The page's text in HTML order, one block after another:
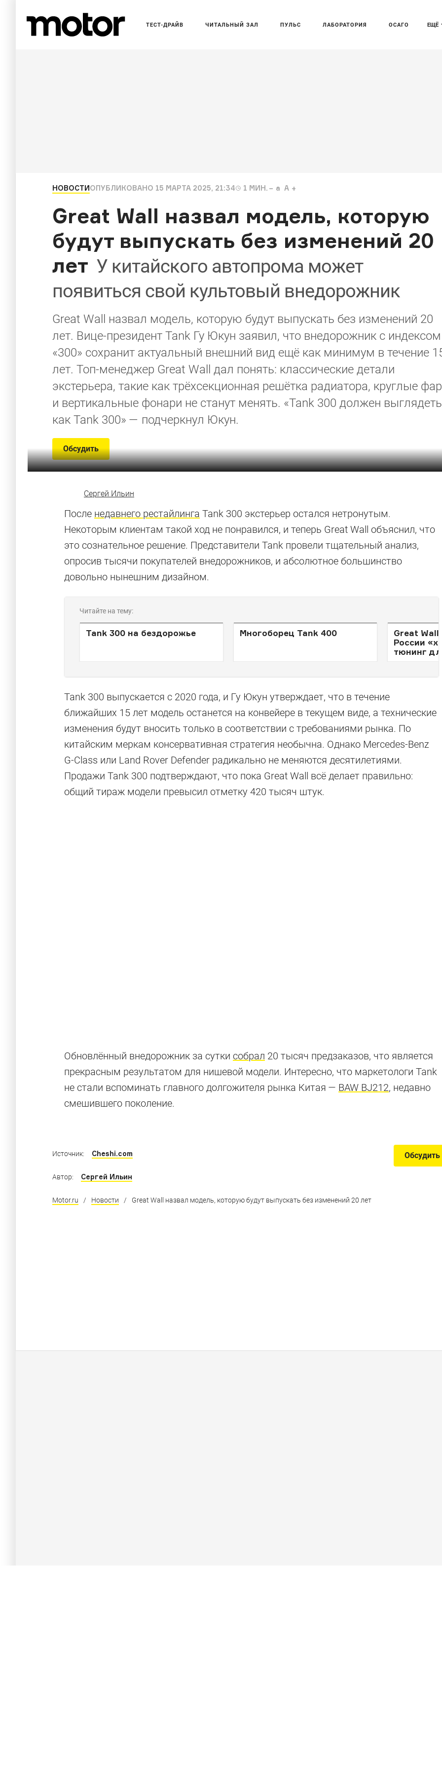
ЕЩЁ
ТЕСТ-ДРАЙВ ЧИТАЛЬНЫЙ ЗАЛ ПУЛЬС ЛАБОРАТОРИЯ ОСАГО
НОВОСТИОПУБЛИКОВАНО 15 МАРТА 2025, 21:34 1 МИН. a A
Great Wall назвал модель, которую
будут выпускать без изменений 20
лет У китайского автопрома может
появиться свой культовый внедорожник
Great Wall назвал модель, которую будут выпускать без изменений 20
лет. Вице-президент Tank Гу Юкун заявил, что внедорожник с индексом
«300» сохранит актуальный внешний вид ещё как минимум в течение
лет. Топ-менеджер Great Wall дал понять: классические детали
экстерьера, такие как трёхсекционная решётка радиатора, круглые
и вертикальные фонари не станут менять. «Tank 300 должен
как Tank 300» — подчеркнул Юкун.
Обсудить
Сергей Ильин
После недавнего рестайлинга Tank 300 экстерьер остался нетронутым.
Некоторым клиентам такой ход не понравился, и теперь Great Wall объяснил, что
это сознательное решение. Представители Tank провели тщательный анализ,
опросив тысячи покупателей внедорожников, и абсолютное большинство
довольно нынешним дизайном.
Читайте на тему:
Tank 300 на бездорожье Многоборец Tank 400
Great Wall
России
тюнинг
Tank 300 выпускается с 2020 года, и Гу Юкун утверждает, что в течение
ближайших 15 лет модель останется на конвейере в текущем виде, а технические
изменения будут вносить только в соответствии с требованиями рынка. По
китайским меркам консервативная стратегия необычна. Однако Mercedes-Benz
G-Class или Land Rover Defender радикально не меняются десятилетиями.
Продажи Tank 300 подтверждают, что пока Great Wall всё делает правильно:
общий тираж модели превысил отметку 420 тысяч штук.
Обновлённый внедорожник за сутки собрал 20 тысяч предзаказов, что является
прекрасным результатом для нишевой модели. Интересно, что маркетологи Tank
не стали вспоминать главного долгожителя рынка Китая — BAW BJ212, недавно
смешившего поколение.
Tank и другие вездеходы
Новинки из КНР, способные удивить проходимостью
Обсудить
Источник: Cheshi.com
Автор: Сергей Ильин
Motor.ru / Новости / Great Wall назвал модель, которую будут выпускать без изменений 20 лет